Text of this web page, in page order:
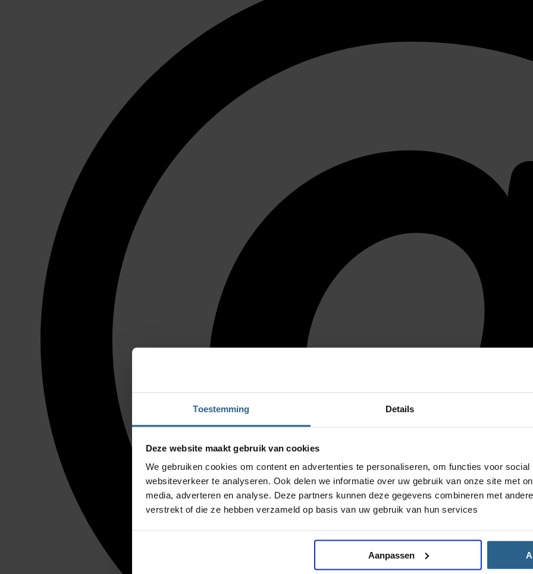
Toestemming Details
Deze website maakt gebruik van cookies
We gebruiken cookies om content en advertenties te personaliseren, om functies voor
websiteverkeer te analyseren. Ook delen we informatie over uw gebruik van onze site met
media, adverteren en analyse. Deze partners kunnen deze gegevens combineren met
verstrekt of die ze hebben verzameld op basis van uw gebruik van hun services
Aanpassen